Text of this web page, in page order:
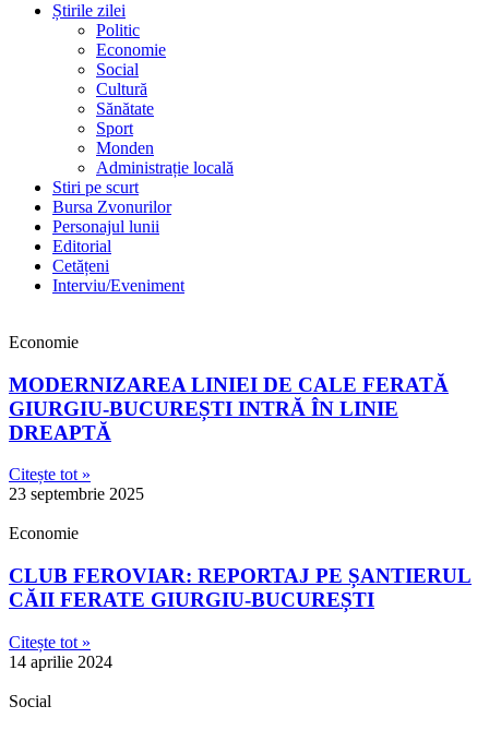
Știrile zilei
Politic
Economie
Social
Cultură
Sănătate
Sport
Monden
Administrație locală
Stiri pe scurt
Bursa Zvonurilor
Personajul lunii
Editorial
Cetățeni
Interviu/Eveniment
Economie
MODERNIZAREA LINIEI DE CALE FERATĂ
GIURGIU-BUCUREȘTI INTRĂ ÎN LINIE
DREAPTĂ
Citește tot »
23 septembrie 2025
Economie
CLUB FEROVIAR: REPORTAJ PE ȘANTIERUL
CĂII FERATE GIURGIU-BUCUREȘTI
Citește tot »
14 aprilie 2024
Social